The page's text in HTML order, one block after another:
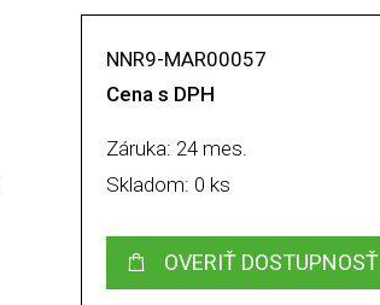
NNR9-MAR00057
Cena s DPH
Záruka: 24 mes.
Skladom: 0 ks
OVERIŤ DOSTUPNOSŤ